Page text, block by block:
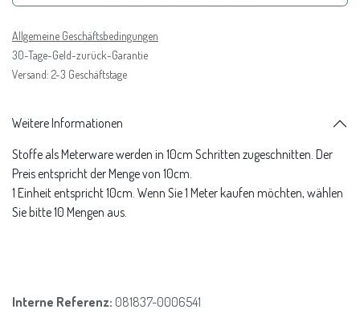
Allgemeine Geschäftsbedingungen
30-Tage-Geld-zurück-Garantie
Versand: 2-3 Geschäftstage
Weitere Informationen
Stoffe als Meterware werden in 10cm Schritten zugeschnitten. Der
Preis entspricht der Menge von 10cm.
1 Einheit entspricht 10cm. Wenn Sie 1 Meter kaufen möchten, wählen
Sie bitte 10 Mengen aus.
Interne Referenz: 081837-0006541